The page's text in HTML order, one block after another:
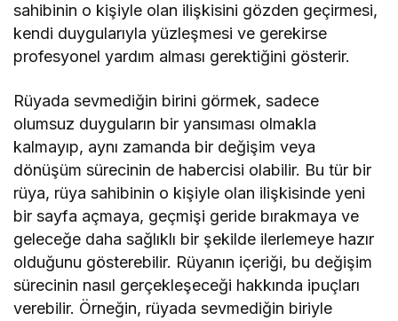
sahibinin o kişiyle olan ilişkisini gözden geçirmesi,
kendi duygularıyla yüzleşmesi ve gerekirse
profesyonel yardım alması gerektiğini gösterir.
Rüyada sevmediğin birini görmek, sadece
olumsuz duyguların bir yansıması olmakla
kalmayıp, aynı zamanda bir değişim veya
dönüşüm sürecinin de habercisi olabilir. Bu tür bir
rüya, rüya sahibinin o kişiyle olan ilişkisinde yeni
bir sayfa açmaya, geçmişi geride bırakmaya ve
geleceğe daha sağlıklı bir şekilde ilerlemeye hazır
olduğunu gösterebilir. Rüyanın içeriği, bu değişim
sürecinin nasıl gerçekleşeceği hakkında ipuçları
verebilir. Örneğin, rüyada sevmediğin biriyle